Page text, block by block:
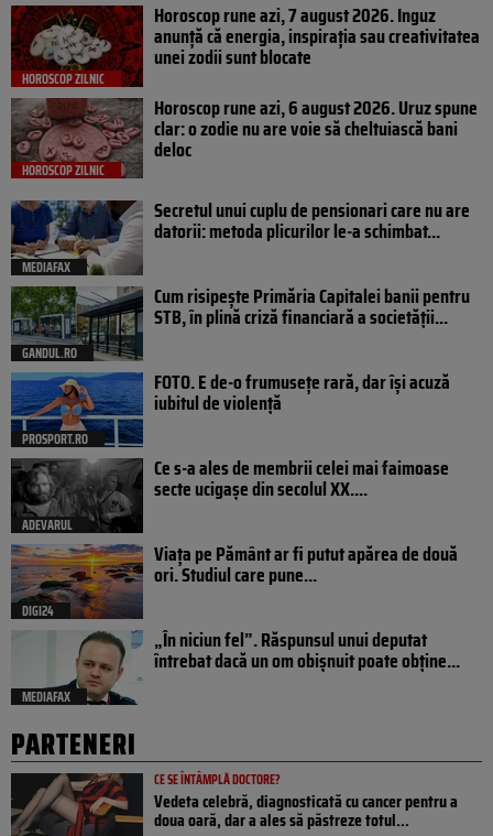
HOROSCOP ZILNIC
Horoscop rune azi, 7 august 2026. Inguz
anunță că energia, inspirația sau creativitatea
unei zodii sunt blocate
HOROSCOP ZILNIC
Horoscop rune azi, 6 august 2026. Uruz spune
clar: o zodie nu are voie să cheltuiască bani
deloc
MEDIAFAX
Secretul unui cuplu de pensionari care nu are
datorii: metoda plicurilor le-a schimbat...
GANDUL.RO
Cum risipește Primăria Capitalei banii pentru
STB, în plină criză financiară a societății...
PROSPORT.RO
FOTO. E de-o frumusețe rară, dar își acuză
iubitul de violență
ADEVARUL
Ce s-a ales de membrii celei mai faimoase
secte ucigașe din secolul XX....
DIGI24
Viața pe Pământ ar fi putut apărea de două
ori. Studiul care pune...
MEDIAFAX
„În niciun fel”. Răspunsul unui deputat
întrebat dacă un om obișnuit poate obține...
PARTENERI
CE SE ÎNTÂMPLĂ DOCTORE?
Vedeta celebră, diagnosticată cu cancer pentru a
doua oară, dar a ales să păstreze totul...